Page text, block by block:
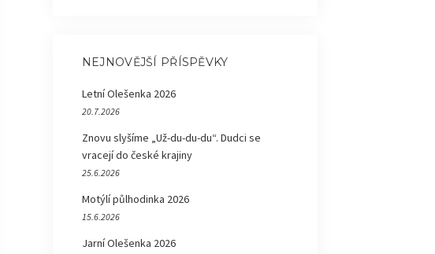
NEJNOVĚJŠÍ PŘÍSPĚVKY
Letní Olešenka 2026
20.7.2026
Znovu slyšíme „Už-du-du-du“. Dudci se
vracejí do české krajiny
25.6.2026
Motýlí půlhodinka 2026
15.6.2026
Jarní Olešenka 2026